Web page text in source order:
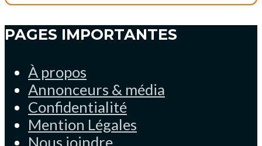
PAGES IMPORTANTES
À propos
Annonceurs & média
Confidentialité
Mention Légales
Nous joindre